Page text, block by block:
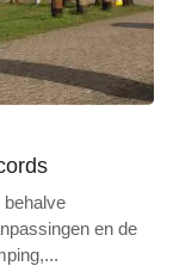
behalve
en de
...